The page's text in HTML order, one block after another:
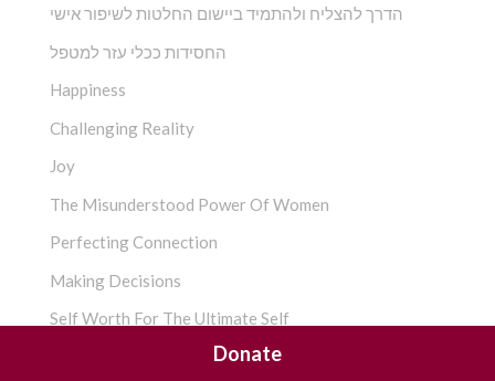
הדרך להצליח ולהתמיד ביישום החלטות לשיפור אישי
החסידות ככלי עזר למטפל
Happiness
Challenging Reality
Joy
The Misunderstood Power Of Women
Perfecting Connection
Making Decisions
Self Worth For The Ultimate Self
Donate